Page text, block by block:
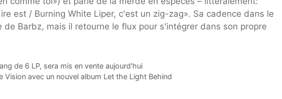
est / Burning White Liper, c'est un zig-zag». Sa cadence dans le
Barbz, mais il retourne le flux pour s'intégrer dans son propre
de 6 LP, sera mis en vente aujourd'hui
avec un nouvel album Let the Light Behind